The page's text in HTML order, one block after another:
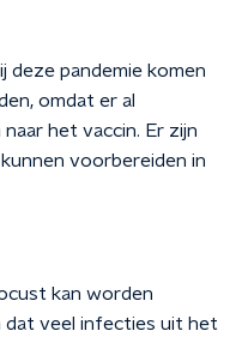
deze pandemie komen
omdat er al
het vaccin. Er zijn
voorbereiden in
kan worden
dat veel infecties uit het